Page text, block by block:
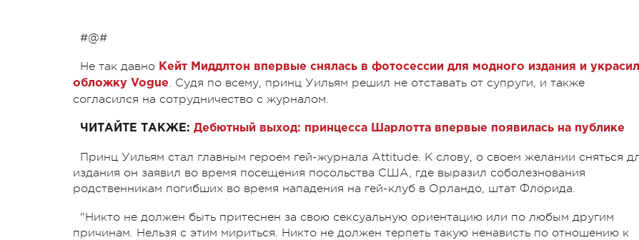
#@#
Не так давно Кейт Миддлтон впервые снялась в фотосессии для модного издания и
обложку Vogue. Судя по всему, принц Уильям решил не отставать от супруги, и также
согласился на сотрудничество с журналом.
ЧИТАЙТЕ ТАКЖЕ: Дебютный выход: принцесса Шарлотта впервые появилась на публике
Принц Уильям стал главным героем гей-журнала Attitude. К слову, о своем желании сняться
издания он заявил во время посещения посольства США, где выразил соболезнования
родственникам погибших во время нападения на гей-клуб в Орландо, штат Флорида.
"Никто не должен быть притеснен за свою сексуальную ориентацию или по любым другим
причинам. Нельзя с этим мириться. Никто не должен терпеть такую ненависть по отношению к